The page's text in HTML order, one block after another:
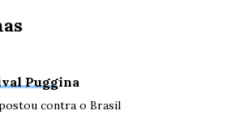
Puggina
contra o Brasil